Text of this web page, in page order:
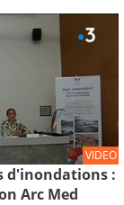
VIDEO
d'inondations :
Arc Med